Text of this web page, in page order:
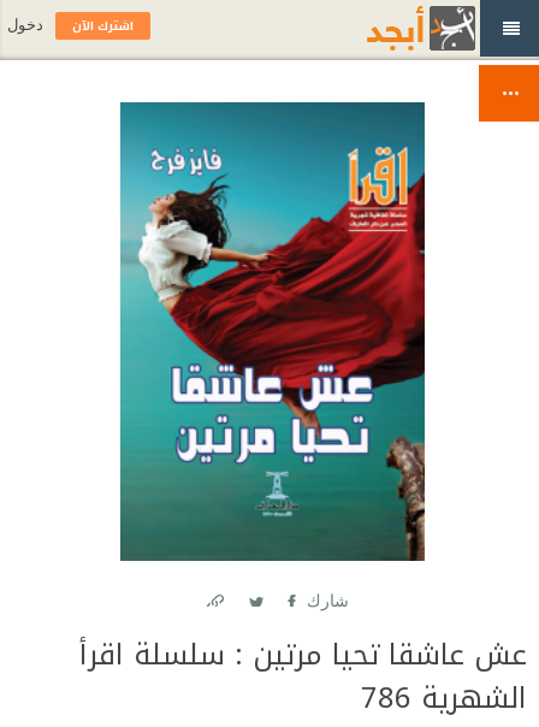
شارك
عش عاشقا تحيا مرتين : سلسلة اقرأ
الشهرية 786
اشترك الآن دخول